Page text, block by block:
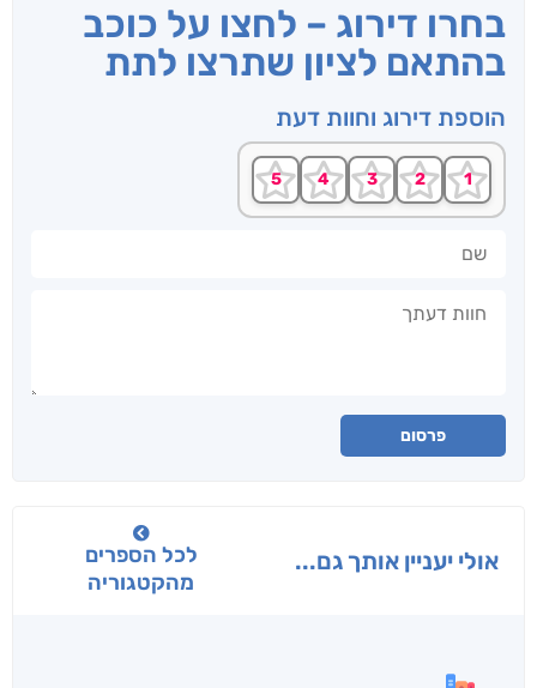
בחרו דירוג – לחצו על כוכב
בהתאם לציון שתרצו לתת
הוספת דירוג וחוות דעת
פרסום
אולי יעניין אותך גם...
לכל הספרים
מהקטגוריה